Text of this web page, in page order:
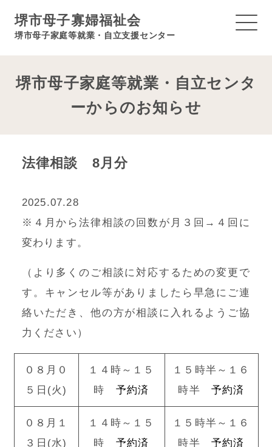
堺市母子寡婦福祉会
堺市母子家庭等就業・自立支援センター
堺市母子家庭等就業・自立センタ
ーからのお知らせ
法律相談 8月分
2025.07.28
※４月から法律相談の回数が月３回→４回に
変わります。
（より多くのご相談に対応するための変更で
す。キャンセル等がありましたら早急にご連
絡いただき、他の方が相談に入れるようご協
力ください）
０８月０
５日(火)
１４時～１５
時 予約済
１５時半～１６
時半 予約済
０８月１
３日(水)
１４時～１５
時 予約済
１５時半～１６
時半 予約済